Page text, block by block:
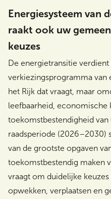
Energiesysteem van
raakt ook uw
keuzes
De energietransitie
verkiezingsprogramma van
het Rijk dat vraagt, maar
leefbaarheid, economische
toekomstbestendigheid
raadsperiode (2026–2030)
van de grootste opgaven
toekomstbestendig maken
vraagt om duidelijke
opwekken, verplaatsen en